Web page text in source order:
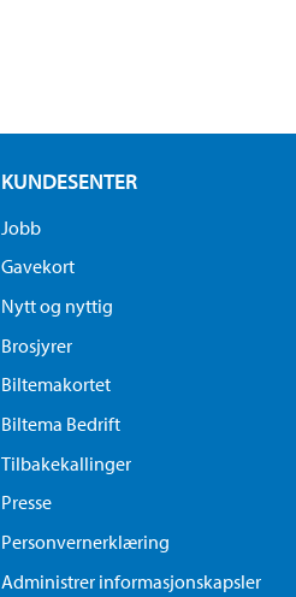
KUNDESENTER
Jobb
Gavekort
Nytt og nyttig
Brosjyrer
Biltemakortet
Biltema Bedrift
Tilbakekallinger
Presse
Personvernerklæring
Administrer informasjonskapsler